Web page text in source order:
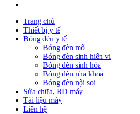
Trang chủ
Thiết bị y tế
Bóng đèn y tế
Bóng đèn mổ
Bóng đèn sinh hiển vi
Bóng đèn sinh hóa
Bóng đèn nha khoa
Bóng đèn nội soi
Sửa chữa, BD máy
Tài liệu máy
Liên hệ